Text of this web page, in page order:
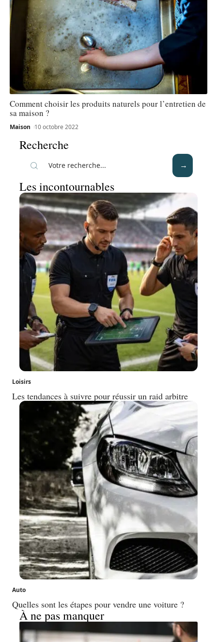
Comment choisir les produits naturels pour l’entretien de
sa maison ?
Maison 10 octobre 2022
Recherche
Les incontournables
Loisirs
Les tendances à suivre pour réussir un raid arbitre
Auto
Quelles sont les étapes pour vendre une voiture ?
À ne pas manquer